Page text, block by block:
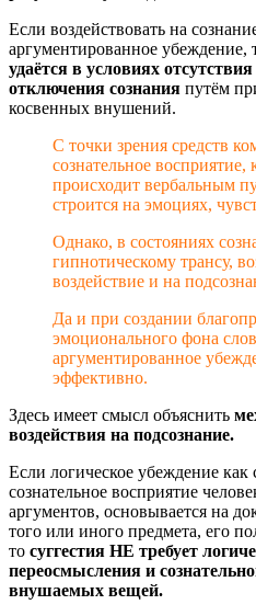
Если воздействовать на
аргументированное убеждение,
удаётся в условиях
отключения сознания путём
косвенных внушений.
С точки зрения средств
сознательное восприятие,
происходит вербальным
строится на эмоциях,
Однако, в состояниях
гипнотическому трансу,
воздействие и на
Да и при создании
эмоционального фона
аргументированное
эффективно.
Здесь имеет смысл объяснить
воздействия на подсознание.
Если логическое убеждение как
сознательное восприятие
аргументов, основывается на
того или иного предмета, его
то суггестия НЕ требует
переосмысления и
внушаемых вещей.